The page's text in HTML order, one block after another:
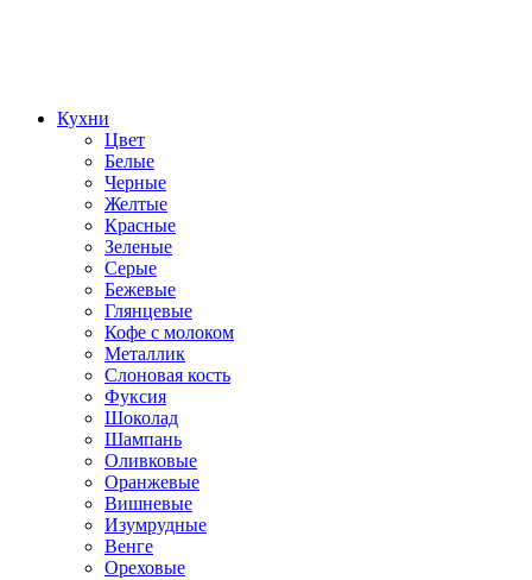
Кухни
Цвет
Белые
Черные
Желтые
Красные
Зеленые
Серые
Бежевые
Глянцевые
Кофе с молоком
Металлик
Слоновая кость
Фуксия
Шоколад
Шампань
Оливковые
Оранжевые
Вишневые
Изумрудные
Венге
Ореховые